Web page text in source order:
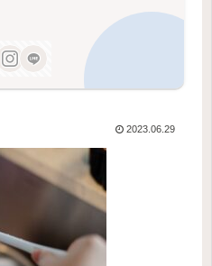
2023.06.29